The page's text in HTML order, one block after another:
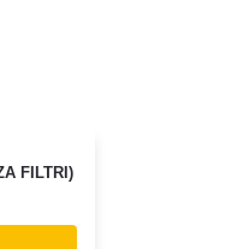
FILTRI)